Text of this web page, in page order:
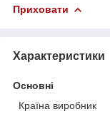
Приховати
Характеристики
Основні
Країна виробник